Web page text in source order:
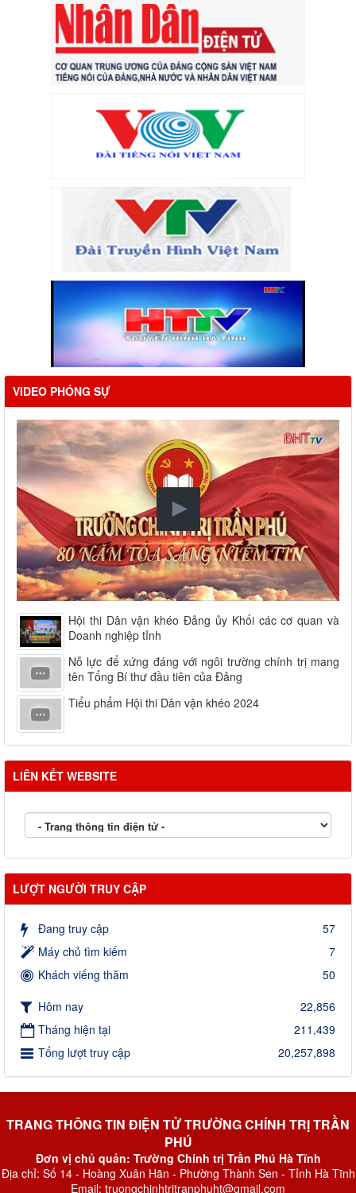
VIDEO PHÓNG SỰ
Hội thi Dân vận khéo Đảng ủy Khối các cơ quan và
Doanh nghiệp tỉnh
Nỗ lực để xứng đáng với ngôi trường chính trị mang
tên Tổng Bí thư đầu tiên của Đảng
Tiểu phẩm Hội thi Dân vận khéo 2024
LIÊN KẾT WEBSITE
LƯỢT NGƯỜI TRUY CẬP
Đang truy cập
57
Máy chủ tìm kiếm
7
Khách viếng thăm
50
Hôm nay
22,856
Tháng hiện tại
211,439
Tổng lượt truy cập
20,257,898
TRANG THÔNG TIN ĐIỆN TỬ TRƯỜNG CHÍNH TRỊ TRẦN
PHÚ
Đơn vị chủ quản: Trường Chính trị Trần Phú Hà Tĩnh
Địa chỉ: Số 14 - Hoàng Xuân Hãn - Phường Thành Sen - Tỉnh Hà Tĩnh
Email: truongchinhtritranphuht@gmail.com